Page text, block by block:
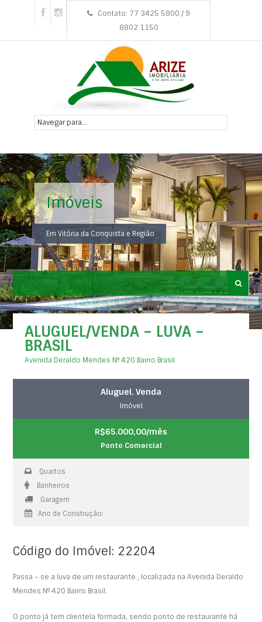
Contato: 77 3425 5800 / 9
8802 1150
Imóveis
Em Vitória da Conquista e Região
ALUGUEL/VENDA – LUVA –
BRASIL
Avenida Deraldo Mendes Nº 420 Bairro Brasil
Aluguel, Venda
Imóvel
R$65.000,00/mês
Ponto Comercial
Quartos
Banheiros
Garagem
Ano de Construção:
Código do Imóvel: 22204
Passa – se a luva de um restaurante , localizada na Avenida Deraldo
Mendes Nº 420 Bairro Brasil.
O ponto já tem clientela formada, sendo ponto de restaurante há